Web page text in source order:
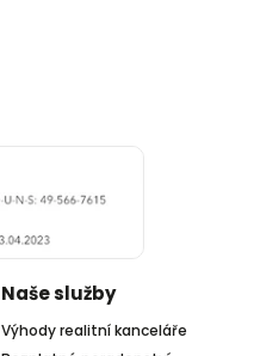
Naše služby
Výhody realitní kanceláře